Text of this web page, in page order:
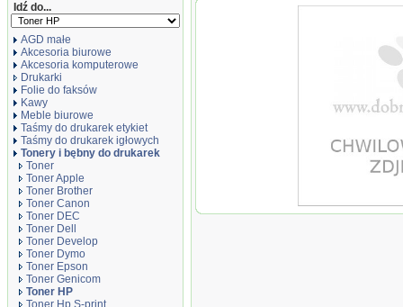
Idź do...
AGD małe
Akcesoria biurowe
Akcesoria komputerowe
Drukarki
Folie do faksów
Kawy
Meble biurowe
Taśmy do drukarek etykiet
Taśmy do drukarek igłowych
Tonery i bębny do drukarek
Toner
Toner Apple
Toner Brother
Toner Canon
Toner DEC
Toner Dell
Toner Develop
Toner Dymo
Toner Epson
Toner Genicom
Toner HP
Toner Hp S-print
Oryginał Toner HP